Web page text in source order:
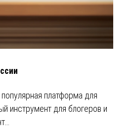
платформа для
инструмент для блогеров и